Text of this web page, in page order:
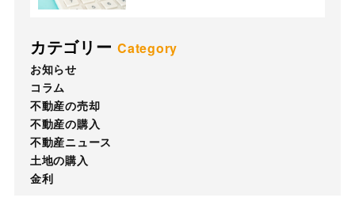
カテゴリーCategory
お知らせ
コラム
不動産の売却
不動産の購入
不動産ニュース
土地の購入
金利